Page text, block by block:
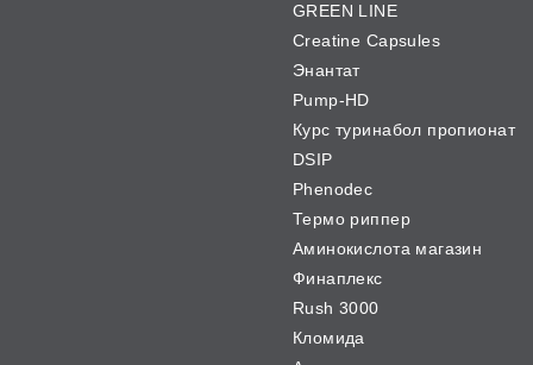
GREEN LINE
Creatine Capsules
Энантат
Pump-HD
Курс туринабол пропионат
DSIP
Phenodec
Термо риппер
Аминокислота магазин
Финаплекс
Rush 3000
Кломида